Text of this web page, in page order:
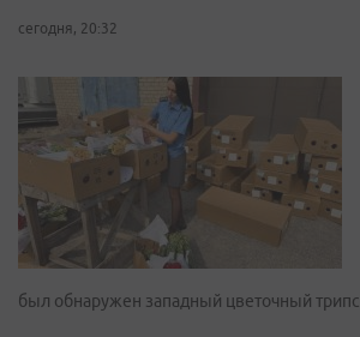
сегодня, 20:32
был обнаружен западный цветочный трипс